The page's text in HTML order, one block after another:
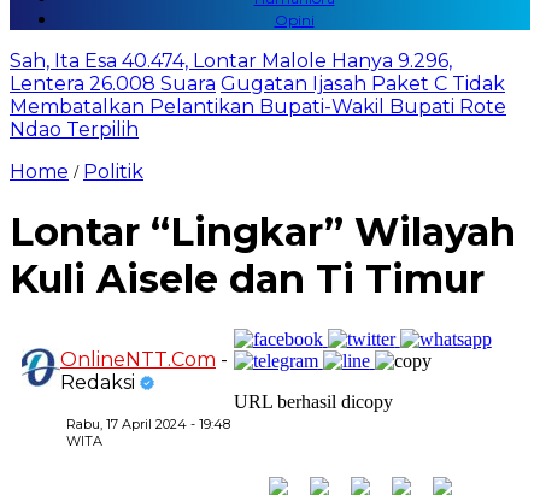
Opini
Sah, Ita Esa 40.474, Lontar Malole Hanya 9.296,
Lentera 26.008 Suara Gugatan Ijasah Paket C Tidak
Membatalkan Pelantikan Bupati-Wakil Bupati Rote
Ndao Terpilih
Home / Politik
Lontar “Lingkar” Wilayah
Kuli Aisele dan Ti Timur
OnlineNTT.Com -
Redaksi
Rabu, 17 April 2024 - 19:48
WITA
URL berhasil dicopy